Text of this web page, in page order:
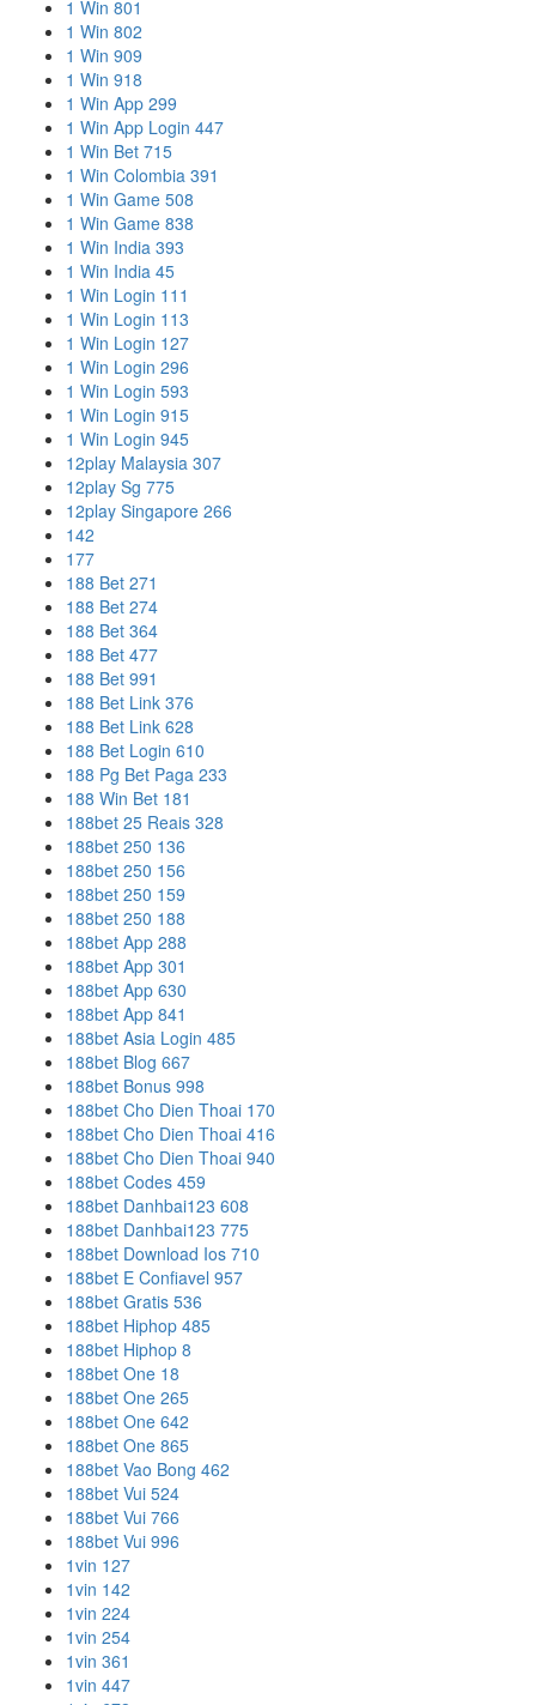
1 Win 801
1 Win 802
1 Win 909
1 Win 918
1 Win App 299
1 Win App Login 447
1 Win Bet 715
1 Win Colombia 391
1 Win Game 508
1 Win Game 838
1 Win India 393
1 Win India 45
1 Win Login 111
1 Win Login 113
1 Win Login 127
1 Win Login 296
1 Win Login 593
1 Win Login 915
1 Win Login 945
12play Malaysia 307
12play Sg 775
12play Singapore 266
142
177
188 Bet 271
188 Bet 274
188 Bet 364
188 Bet 477
188 Bet 991
188 Bet Link 376
188 Bet Link 628
188 Bet Login 610
188 Pg Bet Paga 233
188 Win Bet 181
188bet 25 Reais 328
188bet 250 136
188bet 250 156
188bet 250 159
188bet 250 188
188bet App 288
188bet App 301
188bet App 630
188bet App 841
188bet Asia Login 485
188bet Blog 667
188bet Bonus 998
188bet Cho Dien Thoai 170
188bet Cho Dien Thoai 416
188bet Cho Dien Thoai 940
188bet Codes 459
188bet Danhbai123 608
188bet Danhbai123 775
188bet Download Ios 710
188bet E Confiavel 957
188bet Gratis 536
188bet Hiphop 485
188bet Hiphop 8
188bet One 18
188bet One 265
188bet One 642
188bet One 865
188bet Vao Bong 462
188bet Vui 524
188bet Vui 766
188bet Vui 996
1vin 127
1vin 142
1vin 224
1vin 254
1vin 361
1vin 447